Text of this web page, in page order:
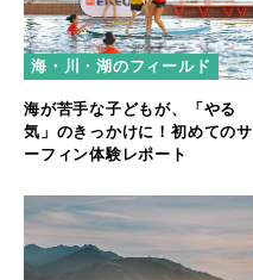
海・川・湖のフィールド
海が苦手な子どもが、「やる
気」のきっかけに！初めてのサ
ーフィン体験レポート